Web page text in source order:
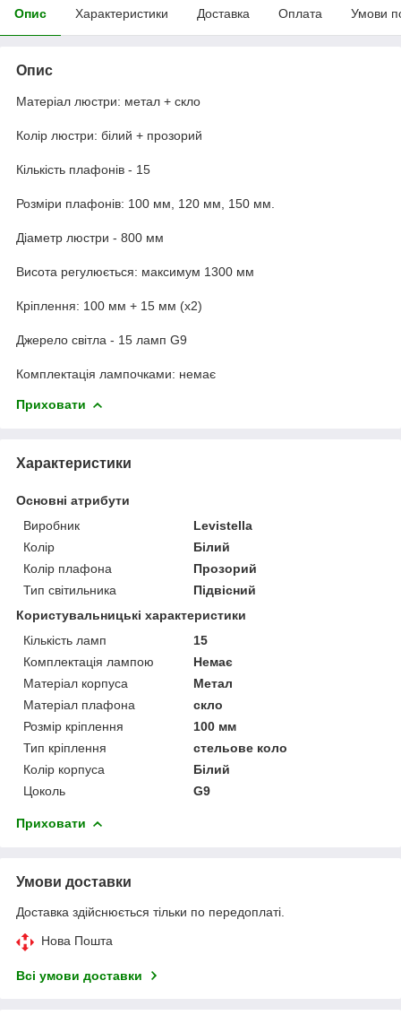
Опис Характеристики Доставка Оплата Умови
Опис
Матеріал люстри: метал + скло
Колір люстри: білий + прозорий
Кількість плафонів - 15
Розміри плафонів: 100 мм, 120 мм, 150 мм.
Діаметр люстри - 800 мм
Висота регулюється: максимум 1300 мм
Кріплення: 100 мм + 15 мм (х2)
Джерело світла - 15 ламп G9
Комплектація лампочками: немає
Приховати
Характеристики
Основні атрибути
Виробник
Levistella
Колір
Білий
Колір плафона
Прозорий
Тип світильника
Підвісний
Користувальницькі характеристики
Кількість ламп
15
Комплектація лампою
Немає
Матеріал корпуса
Метал
Матеріал плафона
скло
Розмір кріплення
100 мм
Тип кріплення
стельове коло
Колір корпуса
Білий
Цоколь
G9
Приховати
Умови доставки
Доставка здійснюється тільки по передоплаті.
Нова Пошта
Всі умови доставки